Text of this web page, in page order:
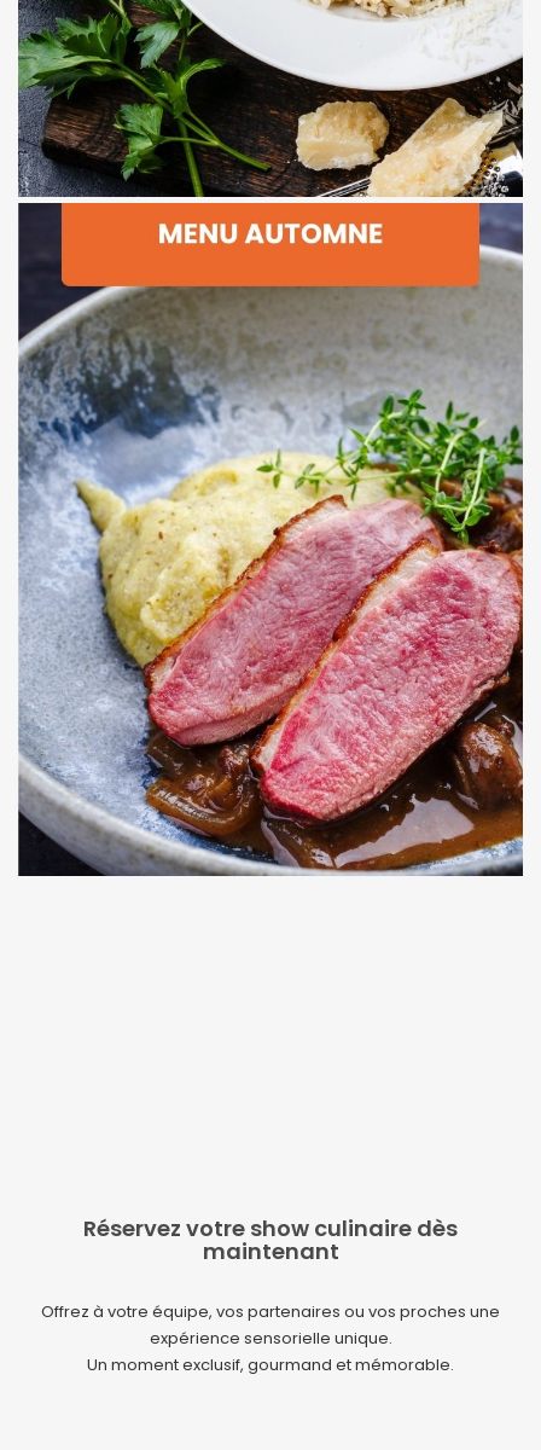
Menu Végétarien
Menu Automne
Menu 1 – Couleurs d’Automne
Entrée : Carpaccio de céleri-rave, noix et pomme
Plat : Tajine végétarien aux légumes racines
Dessert : Crème brûlée au potimarron
Menu 2 – Terroir vivant
Entrée : Velouté de topinambour, éclats de noisette
Plat : Filet de canette, polenta crémeuse au comté
Dessert : Tarte au raisin noir et sablé au romarin
Réservez votre show culinaire dès
maintenant
Offrez à votre équipe, vos partenaires ou vos proches une
expérience sensorielle unique.
Un moment exclusif, gourmand et mémorable.